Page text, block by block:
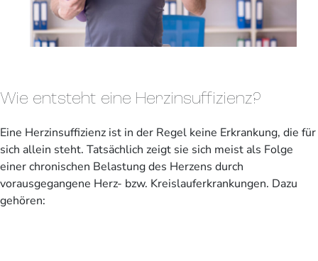
Wie entsteht eine Herzinsuffizienz?
Eine Herzinsuffizienz ist in der Regel keine Erkrankung, die für
sich allein steht. Tatsächlich zeigt sie sich meist als Folge
einer chronischen Belastung des Herzens durch
vorausgegangene Herz- bzw. Kreislauferkrankungen. Dazu
gehören: